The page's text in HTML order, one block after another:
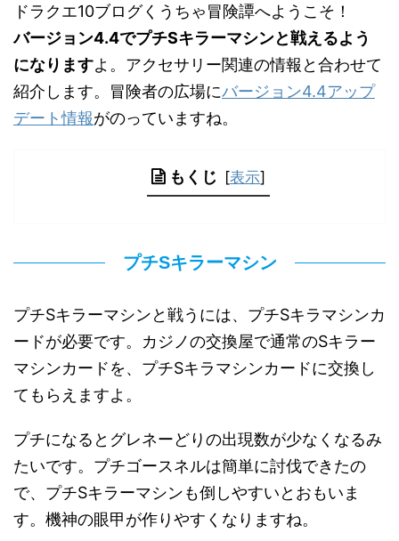
ドラクエ10ブログくうちゃ冒険譚へようこそ！
バージョン4.4でプチSキラーマシンと戦えるよう
になりますよ。アクセサリー関連の情報と合わせて
紹介します。冒険者の広場にバージョン4.4アップ
デート情報がのっていますね。
もくじ [表示]
プチSキラーマシン
プチSキラーマシンと戦うには、プチSキラマシンカ
ードが必要です。カジノの交換屋で通常のSキラー
マシンカードを、プチSキラマシンカードに交換し
てもらえますよ。
プチになるとグレネーどりの出現数が少なくなるみ
たいです。プチゴースネルは簡単に討伐できたの
で、プチSキラーマシンも倒しやすいとおもいま
す。機神の眼甲が作りやすくなりますね。